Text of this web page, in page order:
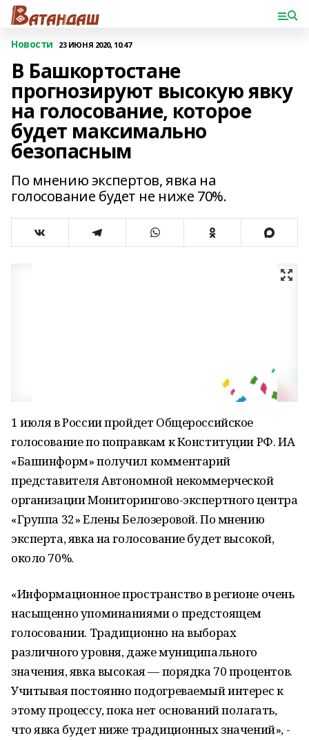
Новости 23 ИЮНЯ 2020, 10:47
В Башкортостане
прогнозируют высокую явку
на голосование, которое
будет максимально
безопасным
По мнению экспертов, явка на
голосование будет не ниже 70%.
1 июля в России пройдет Общероссийское
голосование по поправкам к Конституции РФ. ИА
«Башинформ» получил комментарий
представителя Автономной некоммерческой
организации Мониторингово-экспертного центра
«Группа 32» Елены Белозеровой. По мнению
эксперта, явка на голосование будет высокой,
около 70%.
«Информационное пространство в регионе очень
насыщенно упоминаниями о предстоящем
голосовании. Традиционно на выборах
различного уровня, даже муниципального
значения, явка высокая — порядка 70 процентов.
Учитывая постоянно подогреваемый интерес к
этому процессу, пока нет оснований полагать,
что явка будет ниже традиционных значений», -